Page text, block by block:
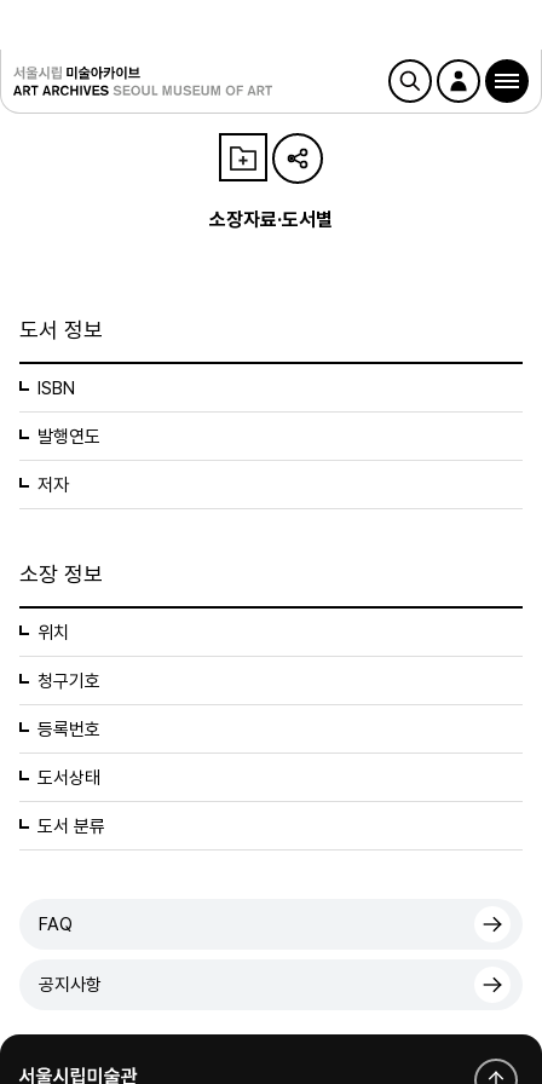
소장자료·도서별
도서 정보
ISBN
발행연도
저자
소장 정보
위치
청구기호
등록번호
도서상태
도서 분류
FAQ
공지사항